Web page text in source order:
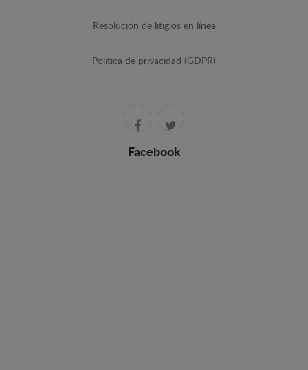
Resolución de litigios en línea
Política de privacidad (GDPR)
Facebook